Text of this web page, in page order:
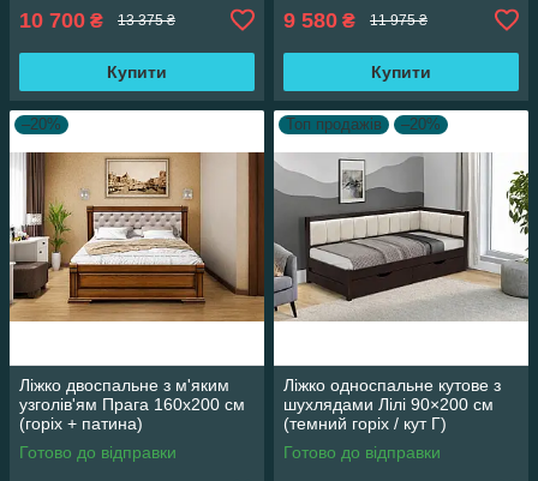
10 700 ₴ 13 375 ₴
Купити
9 580 ₴ 11 975 ₴
Купити
–20%
Ліжко двоспальне з м'яким
узголів'ям Прага 160х200 см
(горіх + патина)
Готово до відправки
Топ продажів –20%
Ліжко односпальне кутове з
шухлядами Лілі 90×200 см
(темний горіх / кут Г)
Готово до відправки